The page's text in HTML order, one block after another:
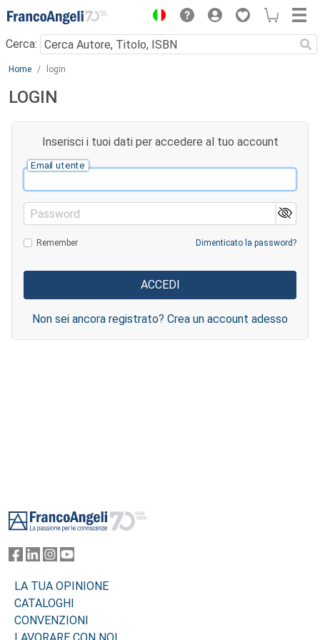
Menu
Cerca:
Main content
Home login
LOGIN
Inserisci i tuoi dati per accedere al tuo account
Email utente
Password
Remember Dimenticato la password?
Non sei ancora registrato? Crea un account adesso
LA TUA OPINIONE
CATALOGHI
CONVENZIONI